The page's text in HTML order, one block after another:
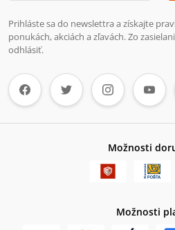
Prihláste sa do newslettra a získajte
ponukách, akciách a zľavách. Zo
odhlásiť.
Možnosti
Možnosti